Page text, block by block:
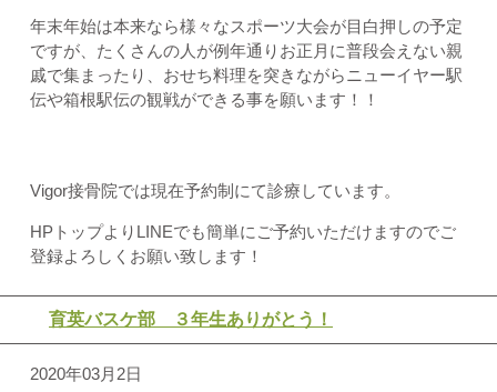
年末年始は本来なら様々なスポーツ大会が目白押しの予定
ですが、たくさんの人が例年通りお正月に普段会えない親
戚で集まったり、おせち料理を突きながらニューイヤー駅
伝や箱根駅伝の観戦ができる事を願います！！
Vigor接骨院では現在予約制にて診療しています。
HPトップよりLINEでも簡単にご予約いただけますのでご
登録よろしくお願い致します！
育英バスケ部 ３年生ありがとう！
2020年03月2日